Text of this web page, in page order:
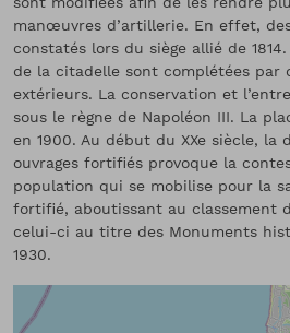
manœuvres d’artillerie. En effet,
constatés lors du siège allié de
de la citadelle sont complétées par
extérieurs. La conservation et
sous le règne de Napoléon III. La
en 1900. Au début du XXe siècle, la
ouvrages fortifiés provoque la
population qui se mobilise pour la
fortifié, aboutissant au classement
celui-ci au titre des Monuments
1930.